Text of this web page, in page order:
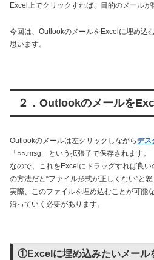
Excel上でクリックすれば、目的のメールが
今回は、OutlookのメールをExcelに埋め込
思います。
２．Outlookのメールを
Outlookのメールは左クリックしながらデス
「○○.msg」という拡張子で保存されます。
なので、これをExcelにドラッグすれば良
の方法だと“ファイル形式が正しくない”と
実際、このファイルを埋め込むことが可能
沿っていく必要があります。
①Excelに埋め込みたいメール